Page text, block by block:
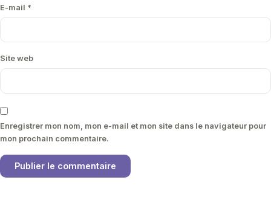
E-mail *
Site web
Enregistrer mon nom, mon e-mail et mon site dans le navigateur pour
mon prochain commentaire.